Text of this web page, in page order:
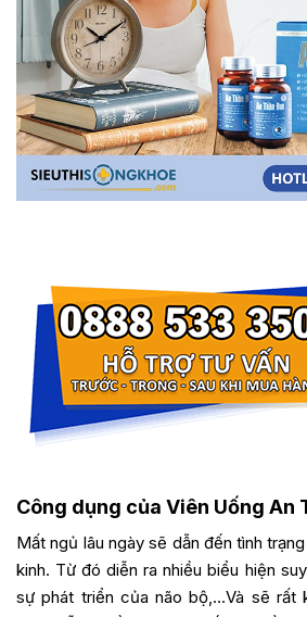
Công dụng của Viên Uống An
Mất ngủ lâu ngày sẽ dẫn đến tình
kinh. Từ đó diễn ra nhiều biểu hiện
sự phát triển của não bộ,…Và sẽ rất